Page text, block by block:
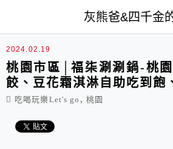
灰熊爸&四千金
2024.02.19
桃園市區│福柒涮涮鍋-桃
餃、豆花霜淇淋自助吃到飽
吃喝玩樂Let's go , 桃園